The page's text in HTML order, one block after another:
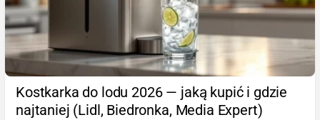
Kostkarka do lodu 2026 — jaką kupić i gdzie
najtaniej (Lidl, Biedronka, Media Expert)